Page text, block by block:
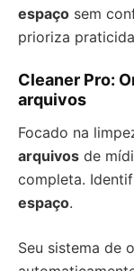
espaço sem
prioriza
Cleaner Pro:
arquivos
Focado na
arquivos de
completa.
espaço.
Seu sistema de